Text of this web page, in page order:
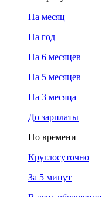
На месяц
На год
На 6 месяцев
На 5 месяцев
На 3 месяца
До зарплаты
По времени
Круглосуточно
За 5 минут